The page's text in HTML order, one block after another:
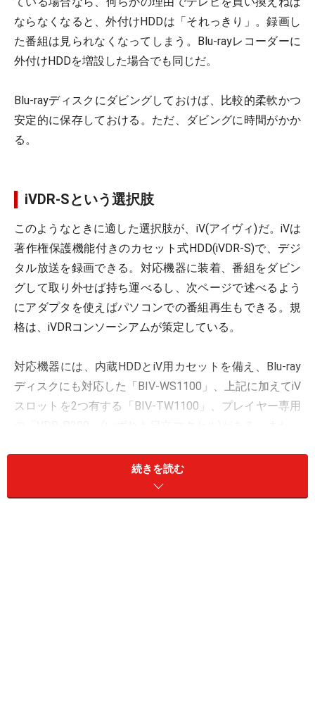
ならなくなると、外付けHDDは「それっきり」。録画し
た番組は見られなくなってしまう。Blu-rayレコーダーに
外付けHDDを増設した場合でも同じだ。
Blu-rayディスクにダビングしておけば、比較的柔軟かつ
安定的に保存しておける。ただ、ダビングに時間がかか
る。
iVDR-Sという選択肢
このようなときに適した選択肢が、iV(アイヴィ)だ。iVは
著作権保護機能付きのカセット式HDD(iVDR-S)で、デジ
タル放送を録画できる。対応機器に装着、番組をダビン
グして取り外せば持ち運べるし、次ページで述べるよう
にアダプタを使えばパソコンでの番組再生もできる。規
格は、iVDRコンソーシアムが策定している。
対応機器には、内蔵HDDとiV用カセットを備え、Blu-ray
ディスクにも対応した「BIV-WS1100」、上記に加えてiV
スロットを2つ有する「BIV-TW1100」、プレイヤー専用
る機種もある。プレイヤー製品以外は、iVDR-Sへの直接
録画および内蔵HDDからのダビングが可能だ(Woooは直
続きを読む